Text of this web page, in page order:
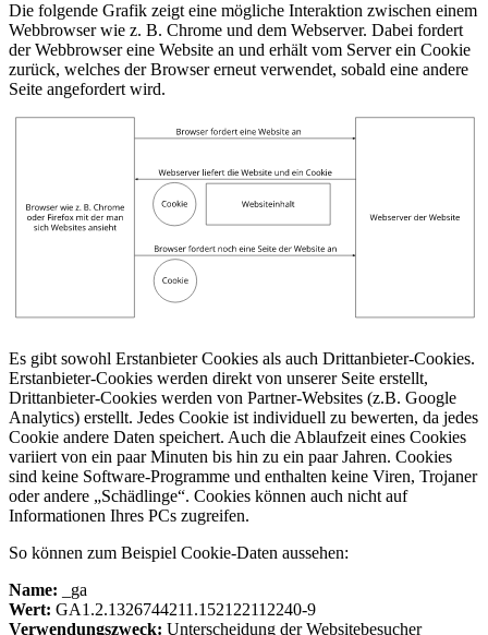
Die folgende Grafik zeigt eine mögliche Interaktion zwischen einem
Webbrowser wie z. B. Chrome und dem Webserver. Dabei fordert
der Webbrowser eine Website an und erhält vom Server ein Cookie
zurück, welches der Browser erneut verwendet, sobald eine andere
Seite angefordert wird.
Es gibt sowohl Erstanbieter Cookies als auch Drittanbieter-Cookies.
Erstanbieter-Cookies werden direkt von unserer Seite erstellt,
Drittanbieter-Cookies werden von Partner-Websites (z.B. Google
Analytics) erstellt. Jedes Cookie ist individuell zu bewerten, da jedes
Cookie andere Daten speichert. Auch die Ablaufzeit eines Cookies
variiert von ein paar Minuten bis hin zu ein paar Jahren. Cookies
sind keine Software-Programme und enthalten keine Viren, Trojaner
oder andere „Schädlinge“. Cookies können auch nicht auf
Informationen Ihres PCs zugreifen.
So können zum Beispiel Cookie-Daten aussehen:
Name: _ga
Wert: GA1.2.1326744211.152122112240-9
Verwendungszweck: Unterscheidung der Websitebesucher